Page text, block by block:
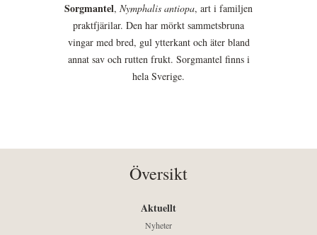
Sorgmantel, Nymphalis antiopa, art i familjen
praktfjärilar. Den har mörkt sammetsbruna
vingar med bred, gul ytterkant och äter bland
annat sav och rutten frukt. Sorgmantel finns i
hela Sverige.
Översikt
Aktuellt
Nyheter